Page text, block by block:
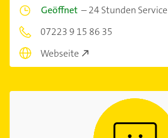
Geöffnet –24 Stunden Service
07223 9 15 86 35
Webseite